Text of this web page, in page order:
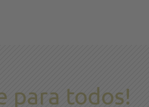
para todos!